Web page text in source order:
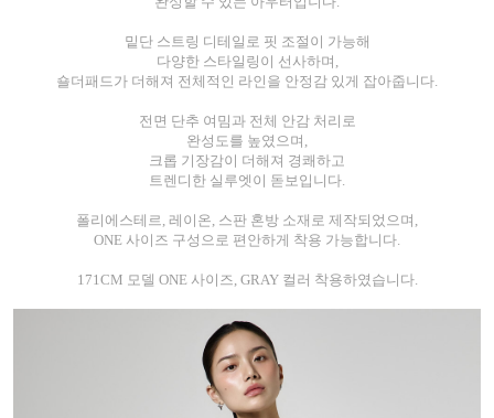
밑단 스트링 디테일로 핏 조절이 가능해
다양한 스타일링이 선사하며,
숄더패드가 더해져 전체적인 라인을 안정감 있게 잡아줍니다.
전면 단추 여밈과 전체 안감 처리로
완성도를 높였으며,
크롭 기장감이 더해져 경쾌하고
트렌디한 실루엣이 돋보입니다.
폴리에스테르, 레이온, 스판 혼방 소재로 제작되었으며,
ONE 사이즈 구성으로 편안하게 착용 가능합니다.
171CM 모델 ONE 사이즈, GRAY 컬러 착용하였습니다.